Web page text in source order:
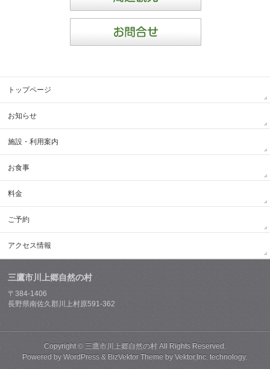
トップページ
お知らせ
施設・利用案内
お食事
料金
ご予約
アクセス情報
三鷹市川上郷自然の村
〒384-1406
長野県南佐久郡川上村原591-362
Copyright © 三鷹市川上郷自然の村All Rights Reserved.
Powered byWordPress & BizVektor Theme byVektor,Inc. technology.